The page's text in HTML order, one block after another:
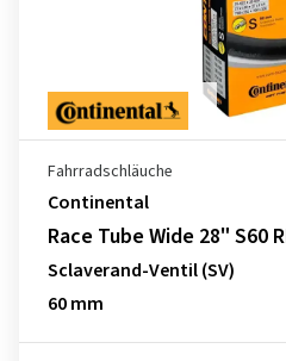
Fahrradschläuche
Continental
Race Tube Wide 28" S60
Sclaverand-Ventil (SV)
60 mm